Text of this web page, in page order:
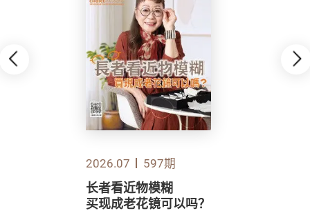
2026.07 597期
长者看近物模糊
买现成老花镜可以吗？